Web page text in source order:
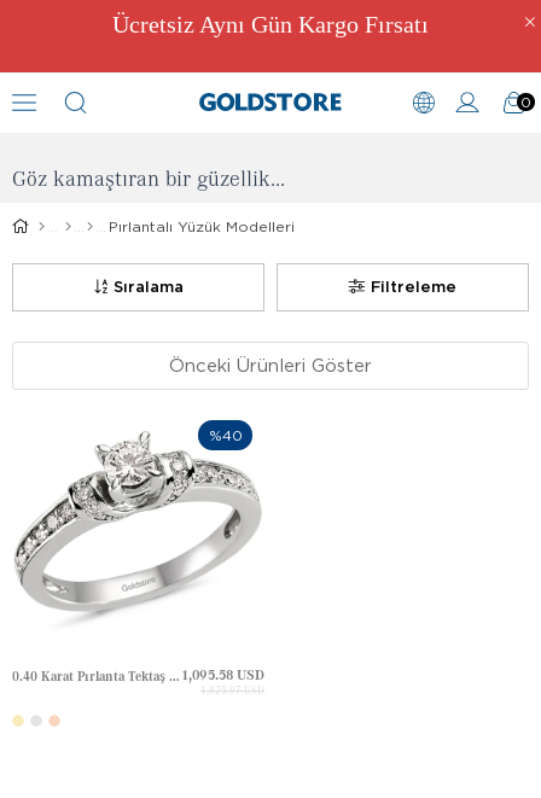
Ücretsiz Aynı Gün Kargo Fırsatı
0
Pırlanta Yüzük Modelleri
Göz kamaştıran bir güzellik...
Pırlantalı Yüzük Modelleri
Filtreleme
Sıralama
Önceki Ürünleri Göster
0.40 Karat Pırlanta Tektaş Altın Yüzük 1,095.58 USD
1,825.97 USD
%40